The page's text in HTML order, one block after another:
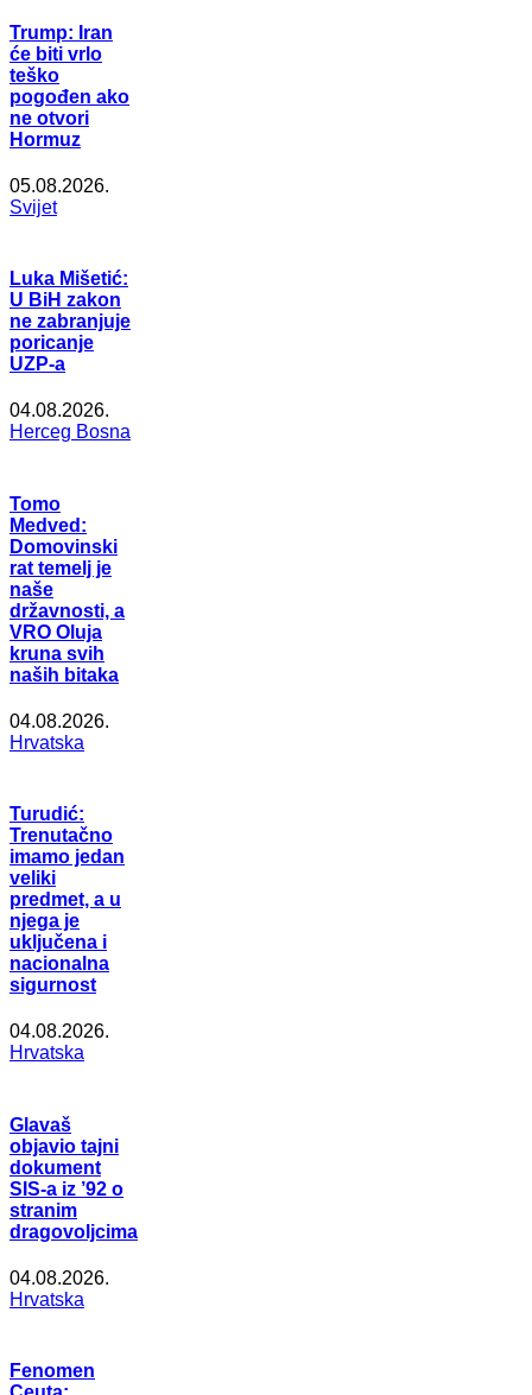
Trump: Iran
će biti vrlo
teško
pogođen ako
ne otvori
Hormuz
05.08.2026.
Svijet
Luka Mišetić:
U BiH zakon
ne zabranjuje
poricanje
UZP-a
04.08.2026.
Herceg Bosna
Tomo
Medved:
Domovinski
rat temelj je
naše
državnosti, a
VRO Oluja
kruna svih
naših bitaka
04.08.2026.
Hrvatska
Turudić:
Trenutačno
imamo jedan
veliki
predmet, a u
njega je
uključena i
nacionalna
sigurnost
04.08.2026.
Hrvatska
Glavaš
objavio tajni
dokument
SIS-a iz ’92 o
stranim
dragovoljcima
04.08.2026.
Hrvatska
Fenomen